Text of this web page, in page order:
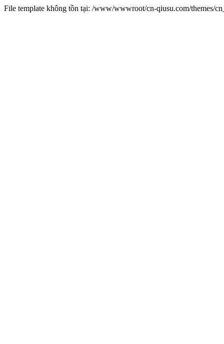
File template không tồn tại: /www/wwwroot/cn-qiusu.com/themes/